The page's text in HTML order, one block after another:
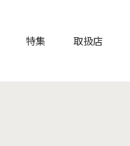
特集 取扱店